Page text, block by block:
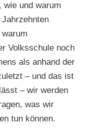
wie und warum
Volksschule noch
als anhand der
– und das ist
– wir werden
was wir
tun können.